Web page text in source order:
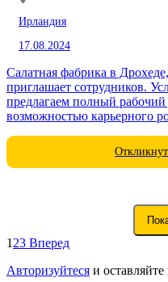
Ирландия
17.08.2024
Салатная фабрика в
приглашает сотрудников. Условия работы и обязанности: Мы
предлагаем полный
возможностью карьерного
1 23 Вперед
Авторизуйтеся и